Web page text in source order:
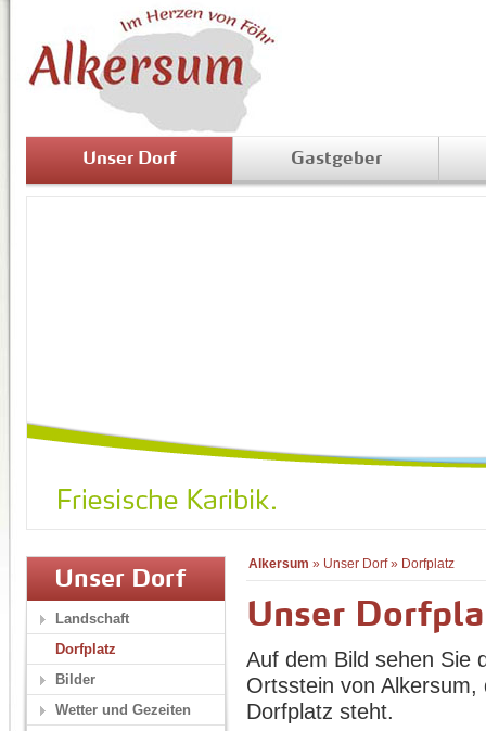
Unser Dorf Gastgeber
Alkersum » Unser Dorf» Dorfplatz
Unser
Auf dem Bild sehen Sie
Ortsstein von Alkersum,
Dorfplatz steht.
Unser Dorf
Landschaft
Dorfplatz
Bilder
Wetter und Gezeiten